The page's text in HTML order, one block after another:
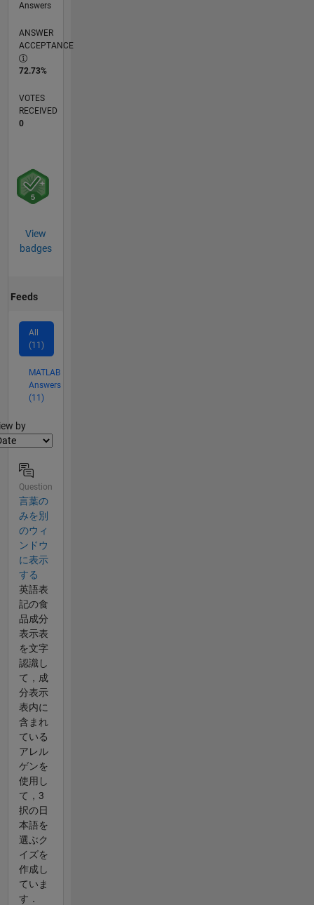
Answers
ANSWER
ACCEPTANCE
72.73%
VOTES
RECEIVED
0
View
badges
Feeds
All
(11)
MATLAB
Answers
(11)
by
Question
言葉の
みを別
のウィ
ンドウ
に表示
する
英語表
記の食
品成分
表示表
を文字
認識し
て，成
分表示
表内に
含まれ
ている
アレル
ゲンを
使用し
て，3
択の日
本語を
選ぶク
イズを
作成し
ていま
す．